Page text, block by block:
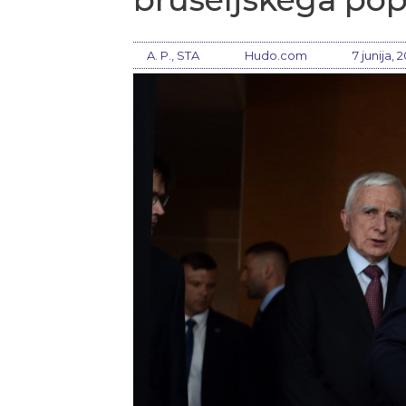
A. P., STA Hudo.com 7 junija,